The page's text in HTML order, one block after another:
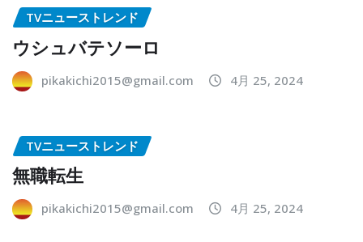
TVニューストレンド
ウシュバテソーロ
pikakichi2015@gmail.com 4月 25, 2024
TVニューストレンド
無職転生
pikakichi2015@gmail.com 4月 25, 2024